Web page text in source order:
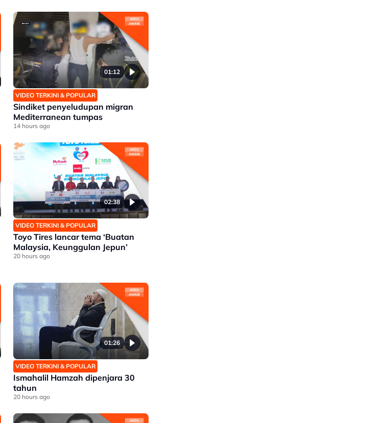
01:12
VIDEO TERKINI & POPULAR
Sindiket penyeludupan migran
Mediterranean tumpas
14 hours ago
02:38
VIDEO TERKINI & POPULAR
Toyo Tires lancar tema ‘Buatan
Malaysia, Keunggulan Jepun’
20 hours ago
01:26
VIDEO TERKINI & POPULAR
Ismahalil Hamzah dipenjara 30
tahun
20 hours ago